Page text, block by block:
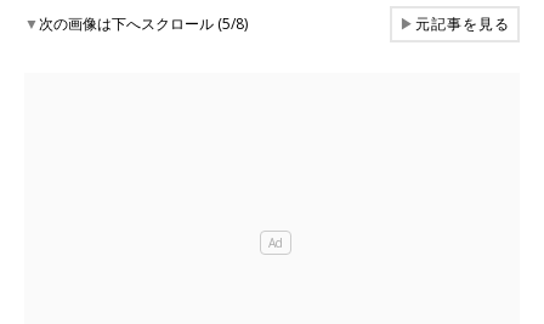
▼次の画像は下へスクロール (5/8) ▶元記事を見る